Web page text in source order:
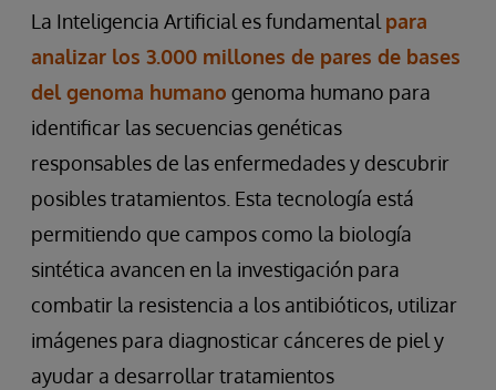
La Inteligencia Artificial es fundamental para
analizar los 3.000 millones de pares de bases
del genoma humano genoma humano para
identificar las secuencias genéticas
responsables de las enfermedades y descubrir
posibles tratamientos. Esta tecnología está
permitiendo que campos como la biología
sintética avancen en la investigación para
combatir la resistencia a los antibióticos, utilizar
imágenes para diagnosticar cánceres de piel y
ayudar a desarrollar tratamientos